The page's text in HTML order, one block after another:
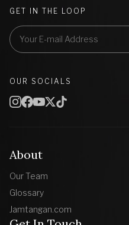
About
Our Team
Glossary
Jamtangan.com
GET IN THE LOOP
OUR SOCIALS